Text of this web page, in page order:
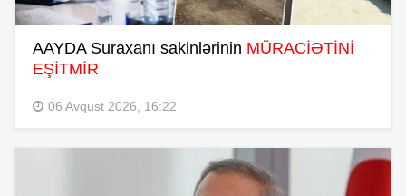
AAYDA Suraxanı sakinlərinin MÜRACİƏTİNİ
EŞİTMİR
06 Avqust 2026, 16:22